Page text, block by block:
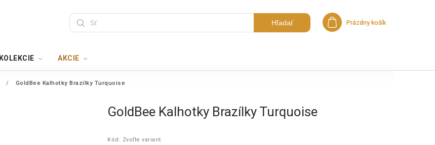
Hľadať Nákupný košík
Prázdny košík
KOLEKCIE AKCIE
/ GoldBee Kalhotky Brazílky Turquoise
GoldBee Kalhotky Brazílky Turquoise
Kód: Zvoľte variant